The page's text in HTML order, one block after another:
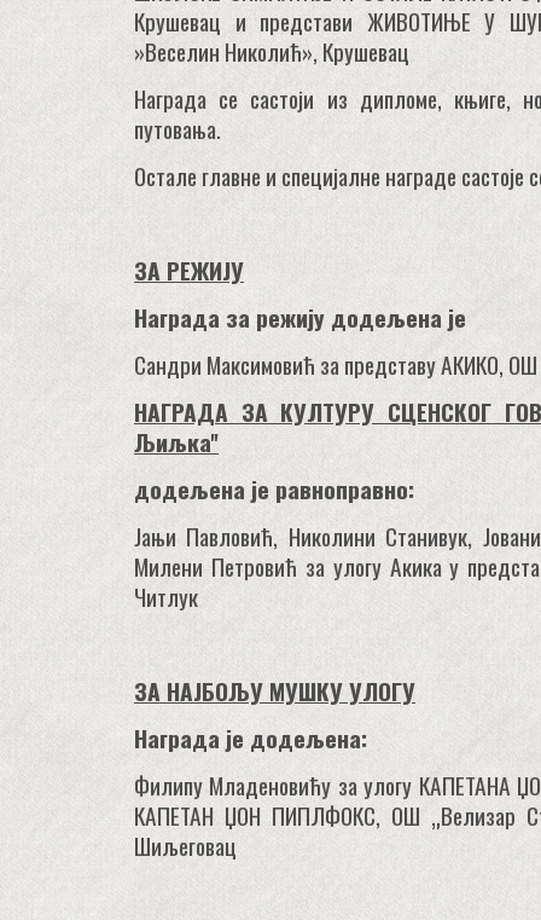
Крушевац и представи ЖИВОТИЊЕ У
»Веселин Николић», Крушевац
Награда се састоји из дипломе, књиге,
путовања.
Остале главне и специјалне награде
ЗА РЕЖИЈУ
Награда за режију додељена је
Сандри Максимовић за представу АКИКО,
НАГРАДА ЗА КУЛТУРУ СЦЕНСКОГ
Љиљка''
додељена је равноправно:
Јањи Павловић, Николини Станивук,
Милени Петровић за улогу Акика у
Читлук
ЗА НАЈБОЉУ МУШКУ УЛОГУ
Награда је додељена:
Филипу Младеновићу за улогу КАПЕТАНА
КАПЕТАН ЏОН ПИПЛФОКС, ОШ „Велизар
Шиљеговац